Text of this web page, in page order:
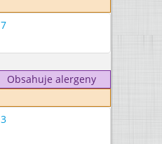
7
Obsahuje alergeny
3